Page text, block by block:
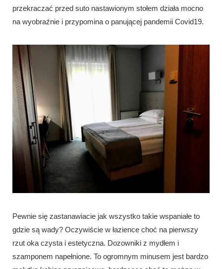
przekraczać przed suto nastawionym stołem działa mocno
na wyobraźnie i przypomina o panującej pandemii Covid19.
Pewnie się zastanawiacie jak wszystko takie wspaniałe to
gdzie są wady? Oczywiście w łazience choć na pierwszy
rzut oka czysta i estetyczna. Dozowniki z mydłem i
szamponem napełnione. To ogromnym minusem jest bardzo